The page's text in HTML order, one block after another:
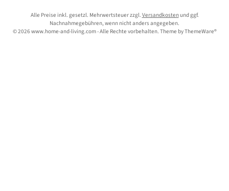
Alle Preise inkl. gesetzl. Mehrwertsteuer zzgl. Versandkostenund ggf.
Nachnahmegebühren, wenn nicht anders angegeben.
© 2026 www.home-and-living.com - Alle Rechte vorbehalten. Theme byThemeWare®